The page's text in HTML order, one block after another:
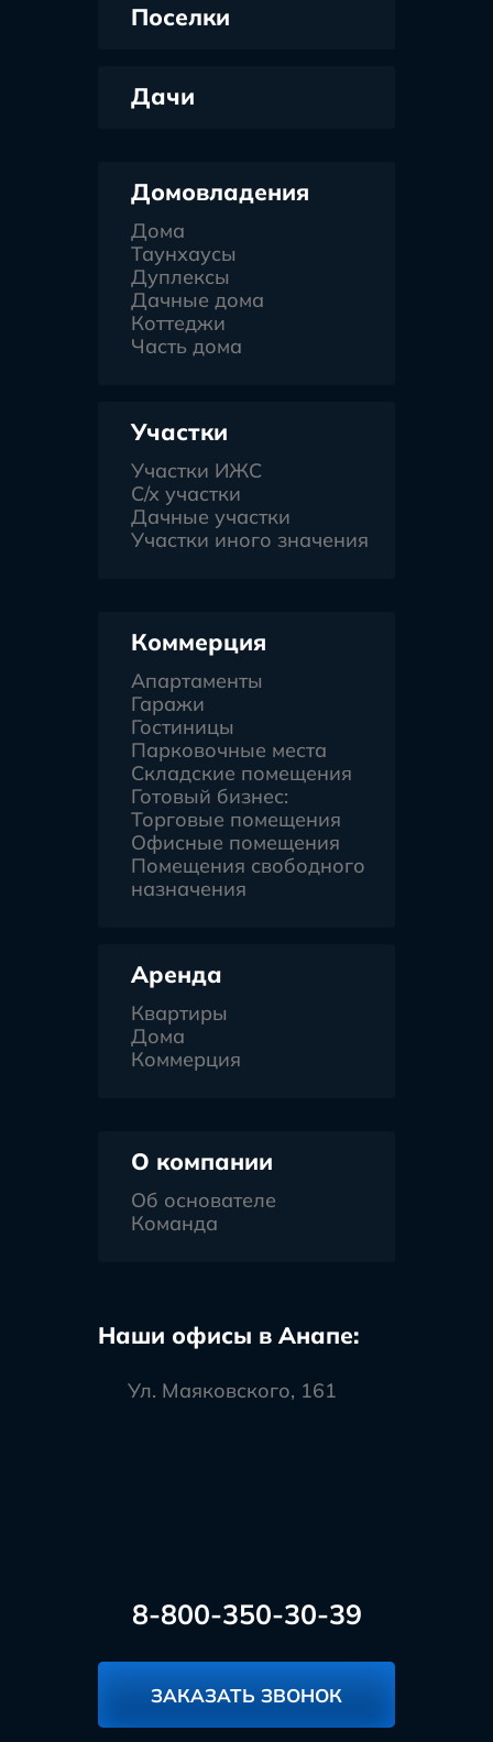
Поселки
Дачи
Домовладения
Дома
Таунхаусы
Дуплексы
Дачные дома
Коттеджи
Часть дома
Участки
Участки ИЖС
С/х участки
Дачные участки
Участки иного значения
Коммерция
Апартаменты
Гаражи
Гостиницы
Парковочные места
Складские помещения
Готовый бизнес:
Торговые помещения
Офисные помещения
Помещения свободного
назначения
Аренда
Квартиры
Дома
Коммерция
О компании
Об основателе
Команда
Наши офисы в Анапе:
Ул. Маяковского, 161
8-800-350-30-39
ЗАКАЗАТЬ ЗВОНОК